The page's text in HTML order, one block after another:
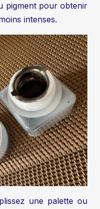
pigment pour obtenir
intenses.
une palette ou